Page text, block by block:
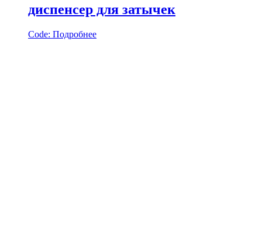
диспенсер для затычек
Code: Подробнее